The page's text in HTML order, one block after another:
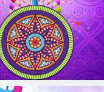
Színes Pixel Art Classic